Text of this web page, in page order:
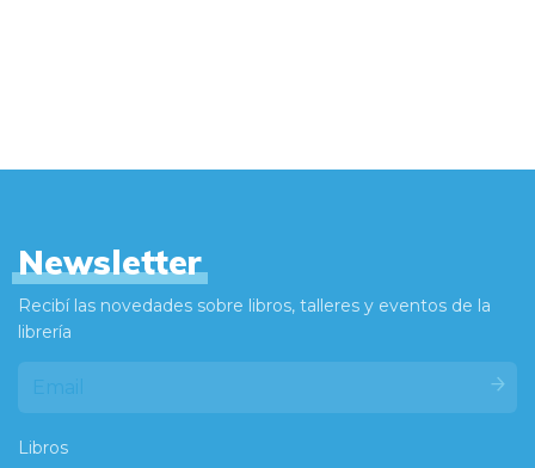
Newsletter
Recibí las novedades sobre libros, talleres y eventos de la
librería
Libros